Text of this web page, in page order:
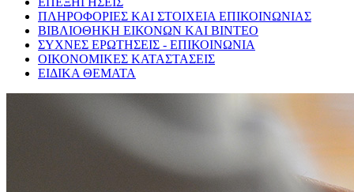
ΠΛΗΡΟΦΟΡΙΕΣ ΚΑΙ ΣΤΟΙΧΕΙΑ ΕΠΙΚΟΙΝΩΝΙΑΣ
ΒΙΒΛΙΟΘΗΚΗ ΕΙΚΟΝΩΝ ΚΑΙ ΒΙΝΤΕΟ
ΣΥΧΝΕΣ ΕΡΩΤΗΣΕΙΣ - ΕΠΙΚΟΙΝΩΝΙΑ
ΟΙΚΟΝΟΜΙΚΕΣ ΚΑΤΑΣΤΑΣΕΙΣ
ΕΙΔΙΚΑ ΘΕΜΑΤΑ